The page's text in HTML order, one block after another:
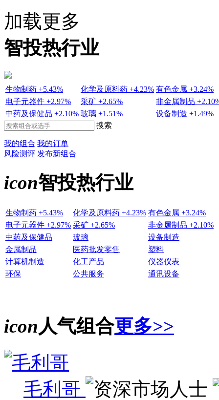
加载更多
智投热行业
生物制药 +5.43% 化学及原料药 +4.23% 有色金属 +3.24%
电子元器件 +2.97% 采矿 +2.65% 非金属制品
中药及保健品 +2.10% 玻璃 +1.51% 设备制造 +1.49%
搜索
我的组合 我的订单
风险测评 发布新组合
icon智投热行业
生物制药 +5.43% 化学及原料药 +4.23% 有色金属 +3.24%
电子元器件 +2.97% 采矿 +2.65% 非金属制品 +2.10%
中药及保健品
玻璃
设备制造
金属制品
医药批发零售
塑料
计算机制造
化工产品
仪器仪表
环保
公共服务 通讯设备
icon人气组合更多>>
毛利哥